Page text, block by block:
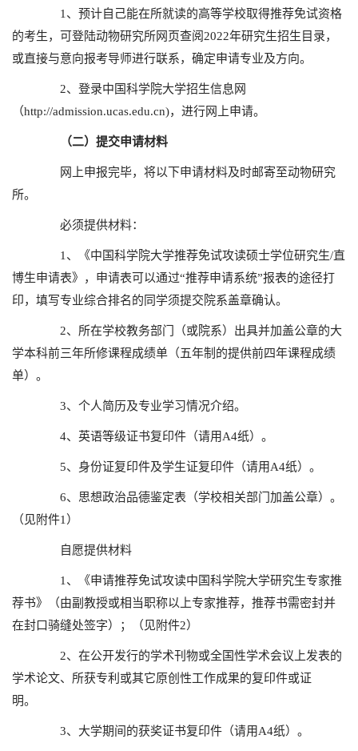
1、预计自己能在所就读的高等学校取得推荐免试资格
的考生，可登陆动物研究所网页查阅2022年研究生招生目录，
或直接与意向报考导师进行联系，确定申请专业及方向。
2、登录中国科学院大学招生信息网
（http://admission.ucas.edu.cn)，进行网上申请。
（二）提交申请材料
网上申报完毕，将以下申请材料及时邮寄至动物研究
所。
必须提供材料：
1、《中国科学院大学推荐免试攻读硕士学位研究生/直
博生申请表》，申请表可以通过“推荐申请系统”报表的途径打
印，填写专业综合排名的同学须提交院系盖章确认。
2、所在学校教务部门（或院系）出具并加盖公章的大
学本科前三年所修课程成绩单（五年制的提供前四年课程成绩
单）。
3、个人简历及专业学习情况介绍。
4、英语等级证书复印件（请用A4纸）。
5、身份证复印件及学生证复印件（请用A4纸）。
6、思想政治品德鉴定表（学校相关部门加盖公章）。
（见附件1）
自愿提供材料
1、《申请推荐免试攻读中国科学院大学研究生专家推
荐书》（由副教授或相当职称以上专家推荐，推荐书需密封并
在封口骑缝处签字）；（见附件2）
2、在公开发行的学术刊物或全国性学术会议上发表的
学术论文、所获专利或其它原创性工作成果的复印件或证
明。
3、大学期间的获奖证书复印件（请用A4纸）。